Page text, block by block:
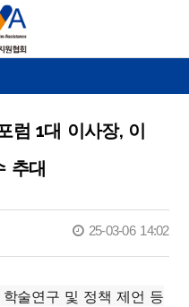
럼 1대 이사장, 이
추대
25-03-06 14:02
술연구 및 정책 제언 등